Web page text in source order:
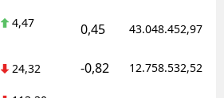
4,47 0,45 43.048.452,97
24,32 -0,82 12.758.532,52